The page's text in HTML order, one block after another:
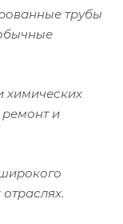
трубы
химических
и